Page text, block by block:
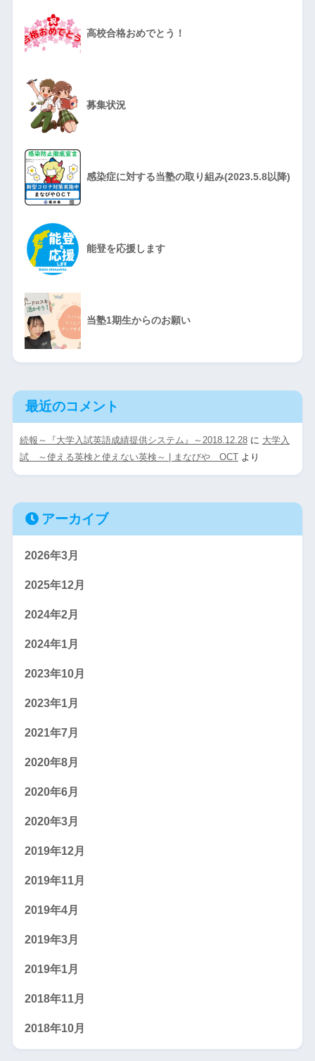
高校合格おめでとう！
募集状況
感染症に対する当塾の取り組み(2023.5.8以降)
能登を応援します
当塾1期生からのお願い
最近のコメント
続報～『大学入試英語成績提供システム』～2018.12.28に 大学入
試 ～使える英検と使えない英検～ | まなびや OCTより
アーカイブ
2026年3月
2025年12月
2024年2月
2024年1月
2023年10月
2023年1月
2021年7月
2020年8月
2020年6月
2020年3月
2019年12月
2019年11月
2019年4月
2019年3月
2019年1月
2018年11月
2018年10月